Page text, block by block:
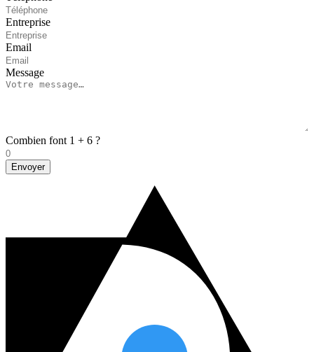
Entreprise
Email
Message
Combien font 1 + 6 ?
Envoyer